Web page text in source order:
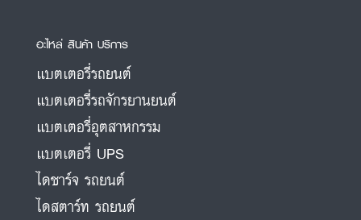
อะไหล่ สินค้า บริการ
แบตเตอรี่รถยนต์
แบตเตอรี่รถจักรยานยนต์
แบตเตอรี่อุตสาหกรรม
แบตเตอรี่ UPS
ไดชาร์จ รถยนต์
ไดสตาร์ท รถยนต์